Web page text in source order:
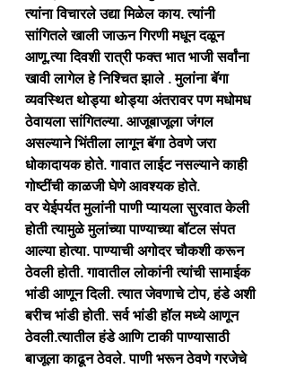
त्यांना विचारले उद्या मिळेल काय. त्यांनी
सांगितले खाली जाऊन गिरणी मधून दळून
आणू.त्या दिवशी रात्री फक्त भात भाजी सर्वांना
खावी लागेल हे निश्चित झाले . मुलांना बॅगा
व्यवस्थित थोड्या थोड्या अंतरावर पण मधोमध
ठेवायला सांगितल्या. आजूबाजूला जंगल
असल्याने भिंतीला लागून बॅगा ठेवणे जरा
धोकादायक होते. गावात लाईट नसल्याने काही
गोष्टींची काळजी घेणे आवश्यक होते.
वर येईपर्यत मुलांनी पाणी प्यायला सुरवात केली
होती त्यामुळे मुलांच्या पाण्याच्या बॉटल संपत
आल्या होत्या. पाण्याची अगोदर चौकशी करून
ठेवली होती. गावातील लोकांनी त्यांची सामाईक
भांडी आणून दिली. त्यात जेवणाचे टोप, हंडे अशी
बरीच भांडी होती. सर्व भांडी हॉल मध्ये आणून
ठेवली.त्यातील हंडे आणि टाकी पाण्यासाठी
बाजूला काढून ठेवले. पाणी भरून ठेवणे गरजेचे